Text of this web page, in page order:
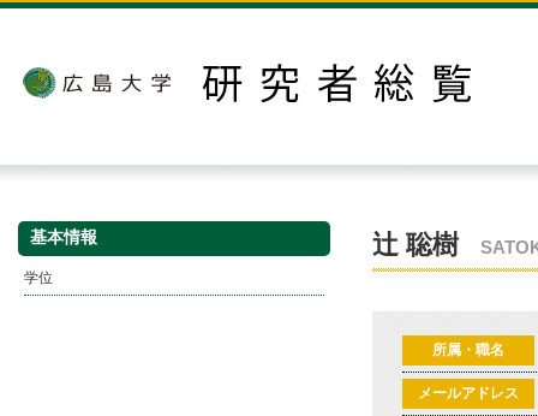
基本情報
学位
辻 聡樹
所属・職名
メールアドレス